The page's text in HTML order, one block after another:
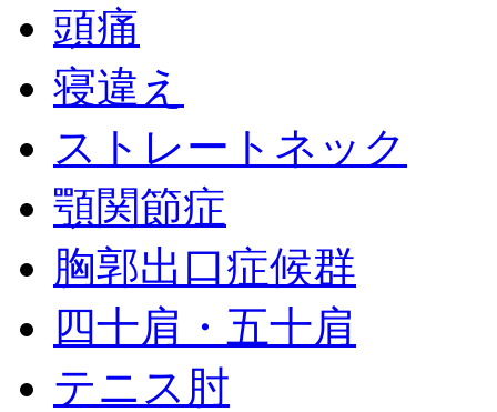
頭痛
寝違え
ストレートネック
顎関節症
胸郭出口症候群
四十肩・五十肩
テニス肘